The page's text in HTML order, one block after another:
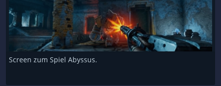
Screen zum Spiel Abyssus.